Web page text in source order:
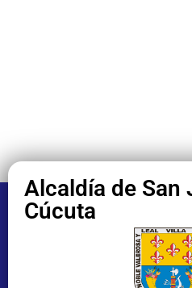
Alcaldía de San
Cúcuta